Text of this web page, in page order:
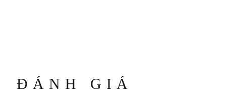
ĐÁNH GIÁ